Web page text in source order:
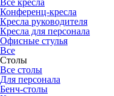
Все кресла
Конференц-кресла
Кресла руководителя
Кресла для персонала
Офисные стулья
Все
Столы
Все столы
Для персонала
Бенч-столы